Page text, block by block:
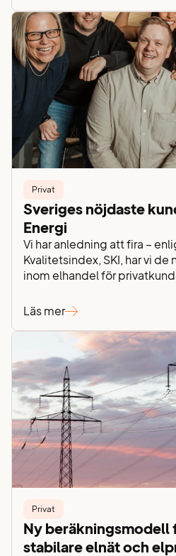
till att förbättra balansen i
integrationen av förnybara
Privat
Sveriges nöjdaste
Energi
Vi har anledning att fira –
Kvalitetsindex, SKI, har vi
inom elhandel för
vår personliga kundservice
på imponerande 74,3 – en
branschens…
Läs mer
Privat
Ny beräkningsmodell
stabilare elnät och